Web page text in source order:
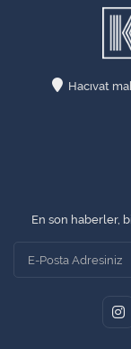
Hacıvat
En son haberler,